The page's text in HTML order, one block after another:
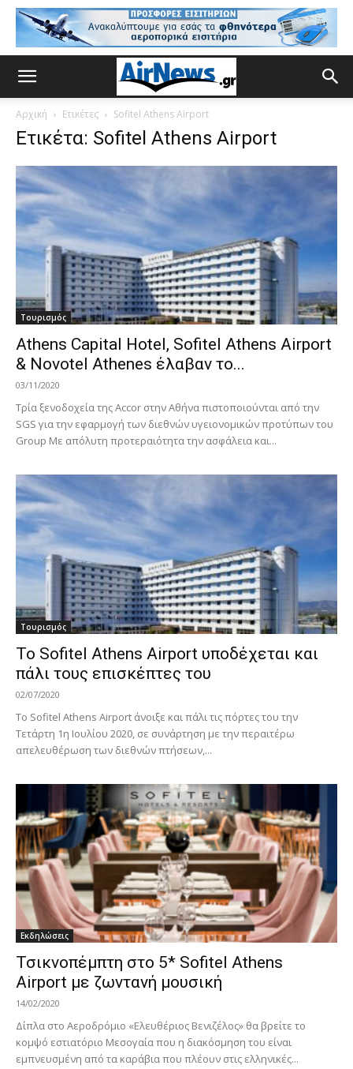
Αρχική Ετικέτες Sofitel Athens Airport
Ετικέτα: Sofitel Athens Airport
Τουρισμός
Athens Capital Hotel, Sofitel Athens Airport
& Novotel Athenes έλαβαν το...
03/11/2020
Τρία ξενοδοχεία της Accor στην Αθήνα πιστοποιούνται από την
SGS για την εφαρμογή των διεθνών υγειονομικών προτύπων του
Group Με απόλυτη προτεραιότητα την ασφάλεια και...
Τουρισμός
Το Sofitel Athens Airport υποδέχεται και
πάλι τους επισκέπτες του
02/07/2020
Το Sofitel Athens Airport άνοιξε και πάλι τις πόρτες του την
Τετάρτη 1η Ιουλίου 2020, σε συνάρτηση με την περαιτέρω
απελευθέρωση των διεθνών πτήσεων,...
Εκδηλώσεις
Τσικνοπέμπτη στο 5* Sofitel Athens
Airport με ζωντανή μουσική
14/02/2020
Δίπλα στο Αεροδρόμιο «Ελευθέριος Βενιζέλος» θα βρείτε το
κομψό εστιατόριο Μεσογαία που η διακόσμηση του είναι
εμπνευσμένη από τα καράβια που πλέουν στις ελληνικές...